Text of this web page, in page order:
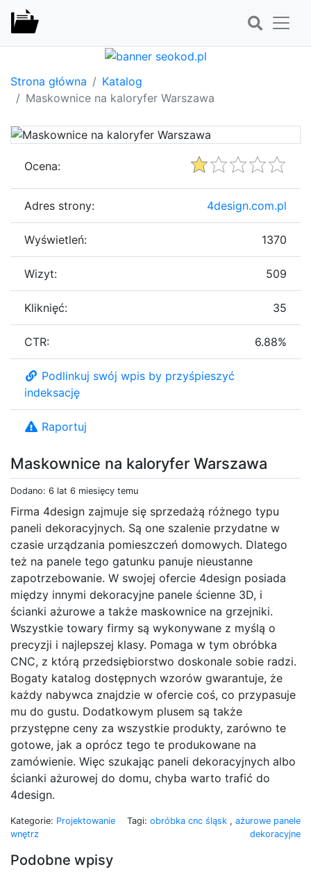
Strona główna
Katalog
Maskownice na kaloryfer Warszawa
Maskownice na kaloryfer Warszawa
Dodano: 6 lat 6 miesięcy temu
Firma 4design zajmuje się sprzedażą różnego typu
paneli dekoracyjnych. Są one szalenie przydatne w
czasie urządzania pomieszczeń domowych. Dlatego
też na panele tego gatunku panuje nieustanne
zapotrzebowanie. W swojej ofercie 4design posiada
między innymi dekoracyjne panele ścienne 3D, i
ścianki ażurowe a także maskownice na grzejniki.
Wszystkie towary firmy są wykonywane z myślą o
precyzji i najlepszej klasy. Pomaga w tym obróbka
CNC, z którą przedsiębiorstwo doskonale sobie radzi.
Bogaty katalog dostępnych wzorów gwarantuje, że
każdy nabywca znajdzie w ofercie coś, co przypasuje
mu do gustu. Dodatkowym plusem są także
przystępne ceny za wszystkie produkty, zarówno te
gotowe, jak a oprócz tego te produkowane na
zamówienie. Więc szukając paneli dekoracyjnych albo
ścianki ażurowej do domu, chyba warto trafić do
4design.
Kategorie: Projektowanie
wnętrz
Tagi: obróbka cnc śląsk , ażurowe panele
dekoracyjne
Podobne wpisy
Ocena:
Adres strony: 4design.com.pl
Wyświetleń: 1370
Wizyt: 509
Kliknięć: 35
CTR: 6.88%
Podlinkuj swój wpis by przyśpieszyć
indeksację
Raportuj